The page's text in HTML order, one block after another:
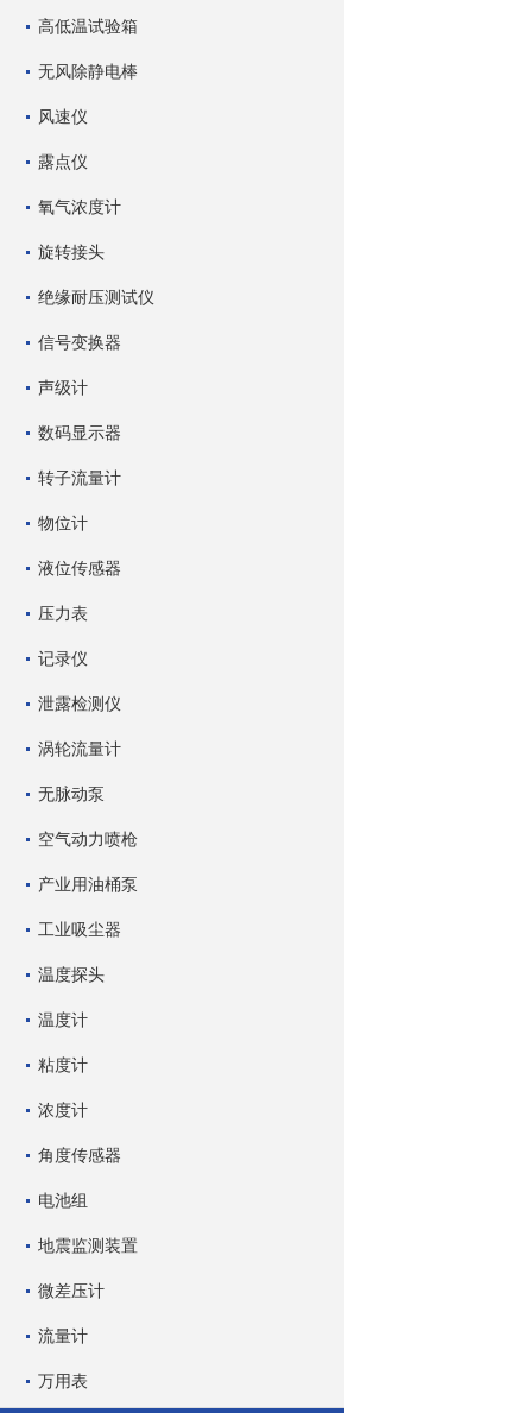
高低温试验箱
无风除静电棒
风速仪
露点仪
氧气浓度计
旋转接头
绝缘耐压测试仪
信号变换器
声级计
数码显示器
转子流量计
物位计
液位传感器
压力表
记录仪
泄露检测仪
涡轮流量计
无脉动泵
空气动力喷枪
产业用油桶泵
工业吸尘器
温度探头
温度计
粘度计
浓度计
角度传感器
电池组
地震监测装置
微差压计
流量计
万用表